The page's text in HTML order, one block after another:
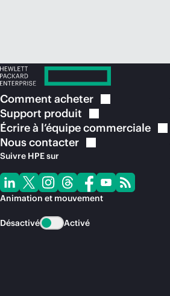
Comment acheter
Support produit
Écrire à l’équipecommerciale
Nouscontacter
Suivre HPE sur
Animation et mouvement
Désactivé Activé